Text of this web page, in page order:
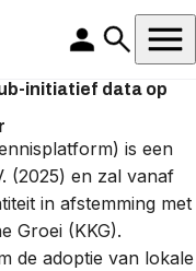
initiatief data op
is een
(2025) en zal vanaf
in afstemming met
Groei (KKG).
de adoptie van lokale